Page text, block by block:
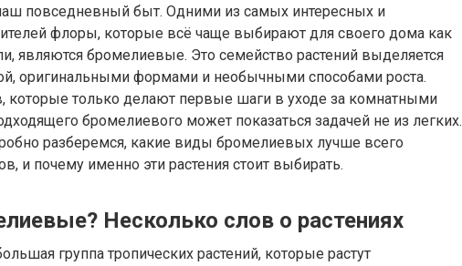
повседневный быт. Одними из самых интересных и
флоры, которые всё чаще выбирают для своего дома как
являются бромелиевые. Это семейство растений выделяется
оригинальными формами и необычными способами роста.
которые только делают первые шаги в уходе за комнатными
бромелиевого может показаться задачей не из легких.
разберемся, какие виды бромелиевых лучше всего
и почему именно эти растения стоит выбирать.
Несколько слов о растениях
группа тропических растений, которые растут